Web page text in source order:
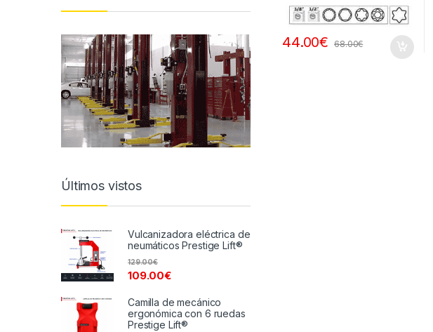
44.00€ 68.00€
Últimos vistos
Vulcanizadora eléctrica de
neumáticos Prestige Lift®
109.00€
129.00€
Camilla de mecánico
ergonómica con 6 ruedas
Prestige Lift®